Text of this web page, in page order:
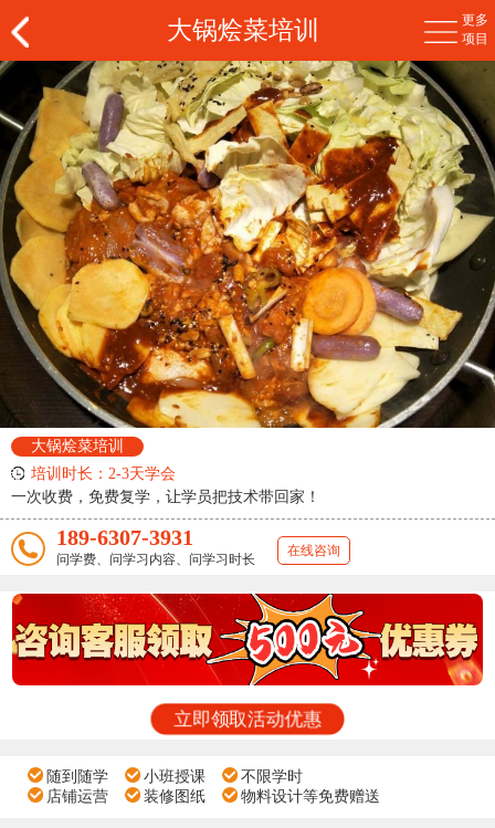
大锅烩菜培训
更多
项目
大锅烩菜培训
培训时长：2-3天学会
一次收费，免费复学，让学员把技术带回家！
189-6307-3931
问学费、问学习内容、问学习时长
在线咨询
立即领取活动优惠
随到随学 小班授课
不限学时
店铺运营
装修图纸 物料设计等免费赠送